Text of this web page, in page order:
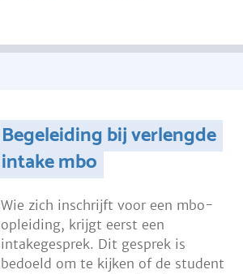
Begeleiding bij verlengde
intake mbo
Wie zich inschrijft voor een mbo-
opleiding, krijgt eerst een
intakegesprek. Dit gesprek is
bedoeld om te kijken of de student